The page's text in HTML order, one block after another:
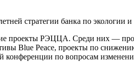
стратегии банка по
проекты РЭЦЦА. Среди них —
Blue Peace, проекты по
конференции по вопросам